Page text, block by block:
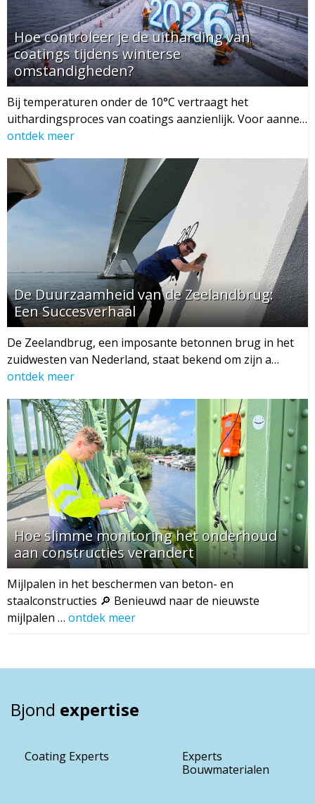
Hoe controleer je de uitharding van
coatings tijdens winterse
omstandigheden?
Bij temperaturen onder de 10°C vertraagt het
uithardingsproces van coatings aanzienlijk. Voor aanne…
ontdek meer
De Duurzaamheid van de Zeelandbrug:
Een Succesverhaal
De Zeelandbrug, een imposante betonnen brug in het
zuidwesten van Nederland, staat bekend om zijn a…
ontdek meer
Hoe slimme monitoring het onderhoud
aan constructies verandert
Mijlpalen in het beschermen van beton- en
staalconstructies 🔎 Benieuwd naar de nieuwste
mijlpalen … ontdek meer
Bjond expertise
Coating Experts
Experts
Bouwmaterialen